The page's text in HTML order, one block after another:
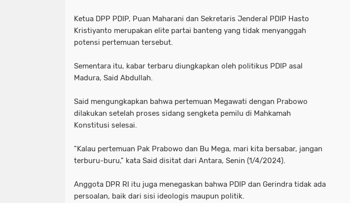
Ketua DPP PDIP, Puan Maharani dan Sekretaris Jenderal PDIP Hasto
Kristiyanto merupakan elite partai banteng yang tidak menyanggah
potensi pertemuan tersebut.
Sementara itu, kabar terbaru diungkapkan oleh politikus PDIP asal
Madura, Said Abdullah.
Said mengungkapkan bahwa pertemuan Megawati dengan Prabowo
dilakukan setelah proses sidang sengketa pemilu di Mahkamah
Konstitusi selesai.
"Kalau pertemuan Pak Prabowo dan Bu Mega, mari kita bersabar, jangan
terburu-buru," kata Said disitat dari Antara, Senin (1/4/2024).
Anggota DPR RI itu juga menegaskan bahwa PDIP dan Gerindra tidak ada
persoalan, baik dari sisi ideologis maupun politik.